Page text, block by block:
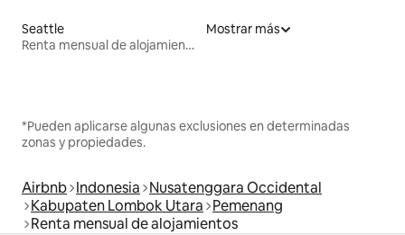
Seattle
Renta mensual de alojamientos
Mostrar más
*Pueden aplicarse algunas exclusiones en determinadas
zonas y propiedades.
Airbnb Indonesia Nusatenggara Occidental
Kabupaten Lombok Utara Pemenang
Renta mensual de alojamientos